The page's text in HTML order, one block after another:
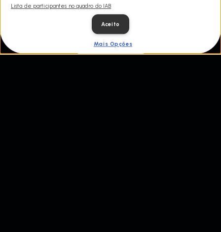
Lista de participantes no quadro do IAB
Aceito
Mais Opções